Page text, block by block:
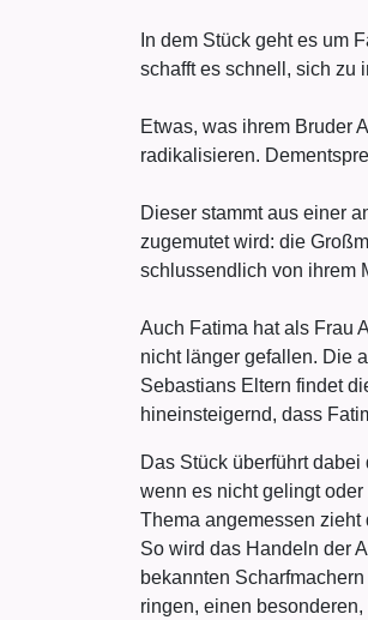
In dem Stück geht es um
schafft es schnell, sich zu
Etwas, was ihrem Bruder
radikalisieren.
Dieser stammt aus einer
zugemutet wird: die
schlussendlich von ihrem
Auch Fatima hat als Frau
nicht länger gefallen. Die
Sebastians Eltern findet
hineinsteigernd, dass
Das Stück überführt
wenn es nicht gelingt
Thema angemessen
So wird das Handeln der
bekannten
ringen, einen